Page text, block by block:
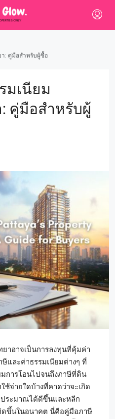
: คู่มือสำหรับผู้ซื้อ
มเนียม
คู่มือสำหรับผู้
าอาจเป็นการลงทุนที่คุ้มค่า
และค่าธรรมเนียมต่างๆ ที่
มการโอนไปจนถึงภาษีที่ดิน
ช้จ่ายใดบ้างที่คาดว่าจะเกิด
ระมาณได้ดีขึ้นและหลีก
กิดขึ้นในอนาคต นี่คือคู่มือภาษี